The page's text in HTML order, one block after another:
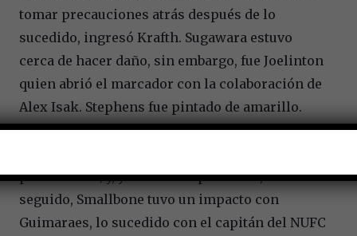
tomar precauciones atrás después de lo
sucedido, ingresó Krafth. Sugawara estuvo
cerca de hacer daño, sin embargo, fue Joelinton
quien abrió el marcador con la colaboración de
Alex Isak. Stephens fue pintado de amarillo.
Acabó la etapa inicial.
parte Edozie; y, ya en el complemento, acto
seguido, Smallbone tuvo un impacto con
Guimaraes, lo sucedido con el capitán del NUFC